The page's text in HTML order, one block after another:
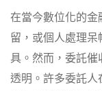
在當今數位化的
留，或個人處理呆
具。然而，委託
透明。許多委託人